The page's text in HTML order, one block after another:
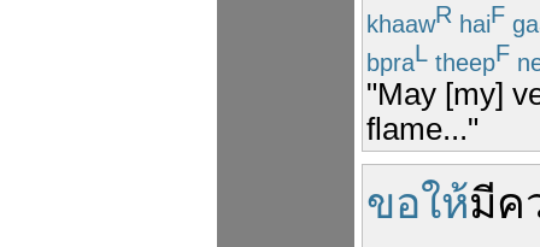
khaawR haiF
bpraL theepF
"May [my]
flame..."
ขอให้มีค